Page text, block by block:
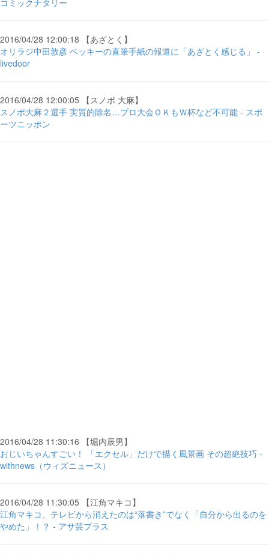
コミックナタリー
2016/04/28 12:00:18 【あざとく】
オリラジ中田敦彦 ベッキーの直筆手紙の報道に「あざとく感じる」 -
livedoor
2016/04/28 12:00:05 【スノボ 大麻】
スノボ大麻２選手 実質的除名…プロ大会ＯＫもＷ杯など不可能 - スポ
ーツニッポン
2016/04/28 11:30:16 【堀内辰男】
おじいちゃんすごい！ 「エクセル」だけで描く風景画 その超絶技巧 -
withnews（ウィズニュース）
2016/04/28 11:30:05 【江角マキコ】
江角マキコ、テレビから消えたのは“落書き”でなく「自分から出るのを
やめた」！？ - アサ芸プラス